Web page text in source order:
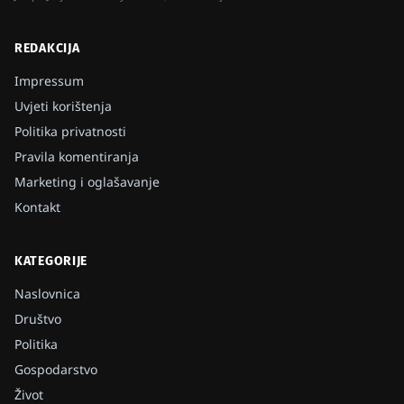
REDAKCIJA
Impressum
Uvjeti korištenja
Politika privatnosti
Pravila komentiranja
Marketing i oglašavanje
Kontakt
KATEGORIJE
Naslovnica
Društvo
Politika
Gospodarstvo
Život